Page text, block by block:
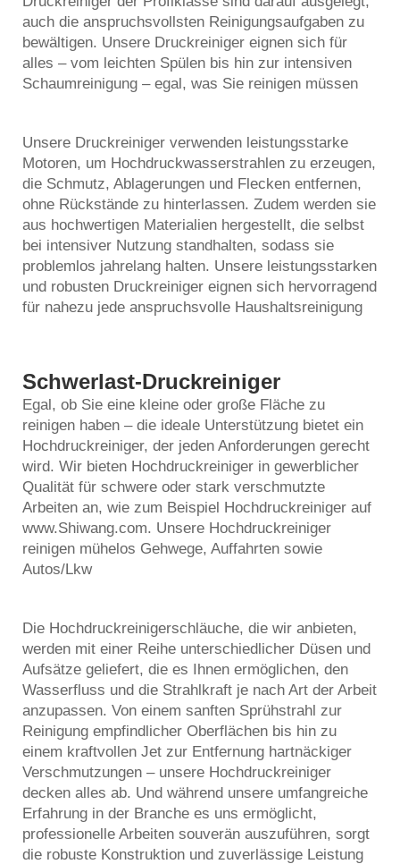
auch die anspruchsvollsten Reinigungsaufgaben zu
bewältigen. Unsere Druckreiniger eignen sich für
alles – vom leichten Spülen bis hin zur intensiven
Schaumreinigung – egal, was Sie reinigen müssen
Unsere Druckreiniger verwenden leistungsstarke
Motoren, um Hochdruckwasserstrahlen zu erzeugen,
die Schmutz, Ablagerungen und Flecken entfernen,
ohne Rückstände zu hinterlassen. Zudem werden sie
aus hochwertigen Materialien hergestellt, die selbst
bei intensiver Nutzung standhalten, sodass sie
problemlos jahrelang halten. Unsere leistungsstarken
und robusten Druckreiniger eignen sich hervorragend
für nahezu jede anspruchsvolle Haushaltsreinigung
Schwerlast-Druckreiniger
Egal, ob Sie eine kleine oder große Fläche zu
reinigen haben – die ideale Unterstützung bietet ein
Hochdruckreiniger, der jeden Anforderungen gerecht
wird. Wir bieten Hochdruckreiniger in gewerblicher
Qualität für schwere oder stark verschmutzte
Arbeiten an, wie zum Beispiel Hochdruckreiniger auf
www.Shiwang.com. Unsere Hochdruckreiniger
reinigen mühelos Gehwege, Auffahrten sowie
Autos/Lkw
Die Hochdruckreinigerschläuche, die wir anbieten,
werden mit einer Reihe unterschiedlicher Düsen und
Aufsätze geliefert, die es Ihnen ermöglichen, den
Wasserfluss und die Strahlkraft je nach Art der Arbeit
anzupassen. Von einem sanften Sprühstrahl zur
Reinigung empfindlicher Oberflächen bis hin zu
einem kraftvollen Jet zur Entfernung hartnäckiger
Verschmutzungen – unsere Hochdruckreiniger
decken alles ab. Und während unsere umfangreiche
Erfahrung in der Branche es uns ermöglicht,
professionelle Arbeiten souverän auszuführen, sorgt
die robuste Konstruktion und zuverlässige Leistung